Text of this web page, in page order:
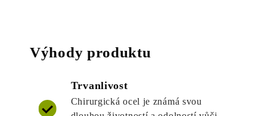
Výhody produktu
Trvanlivost
Chirurgická ocel je známá svou